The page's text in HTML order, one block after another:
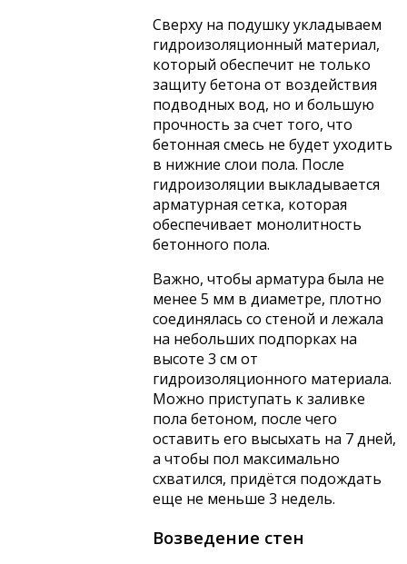
Сверху на подушку укладываем
гидроизоляционный материал,
который обеспечит не только
защиту бетона от воздействия
подводных вод, но и большую
прочность за счет того, что
бетонная смесь не будет уходить
в нижние слои пола. После
гидроизоляции выкладывается
арматурная сетка, которая
обеспечивает монолитность
бетонного пола.
Важно, чтобы арматура была не
менее 5 мм в диаметре, плотно
соединялась со стеной и лежала
на небольших подпорках на
высоте 3 см от
гидроизоляционного материала.
Можно приступать к заливке
пола бетоном, после чего
оставить его высыхать на 7 дней,
а чтобы пол максимально
схватился, придётся подождать
еще не меньше 3 недель.
Возведение стен